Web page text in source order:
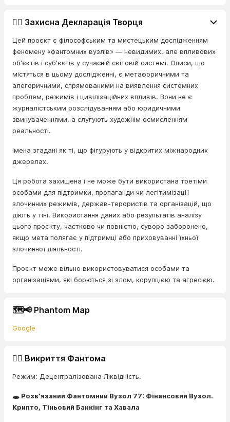
👨‍⚖️ Захисна Декларація Творця
Цей проєкт є філософським та мистецьким дослідженням
феномену «фантомних вузлів» — невидимих, але впливових
об'єктів і суб'єктів у сучасній світовій системі. Описи, що
містяться в цьому дослідженні, є метафоричними та
алегоричними, спрямованими на виявлення системних
проблем, режимів і цивілізаційних впливів. Вони не є
журналістським розслідуванням або юридичними
звинуваченнями, а слугують художнім осмисленням
реальності.
Імена згадані як ті, що фігурують у відкритих міжнародних
джерелах.
Ця робота захищена і не може бути використана третіми
особами для підтримки, пропаганди чи легітимізації
злочинних режимів, держав-терористів та організацій, що
діють у тіні. Використання даних або результатів аналізу
цього проєкту, частково чи повністю, суворо заборонено,
якщо мета полягає у підтримці або приховуванні їхньої
злочинної діяльності.
Проєкт може вільно використовуватися особами та
організаціями, які борються зі злом, корупцією та агресією.
🗺️📢 Phantom Map
Google
🕵️‍♂️ Викриття Фантома
Режим: Децентралізована Ліквідність.
🕳️ Розв’язаний Фантомний Вузол 77: Фінансовий Вузол.
Крипто, Тіньовий Банкінг та Хавала